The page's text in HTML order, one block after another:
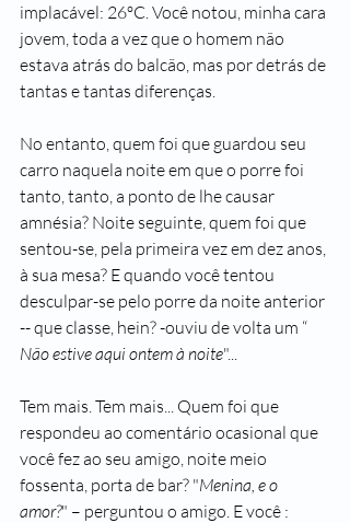
implacável: 26ºC. Você notou, minha cara
jovem, toda a vez que o homem não
estava atrás do balcão, mas por detrás de
tantas e tantas diferenças.
No entanto, quem foi que guardou seu
carro naquela noite em que o porre foi
tanto, tanto, a ponto de lhe causar
amnésia? Noite seguinte, quem foi que
sentou-se, pela primeira vez em dez anos,
à sua mesa? E quando você tentou
desculpar-se pelo porre da noite anterior
-- que classe, hein? -ouviu de volta um “
Não estive aqui ontem à noite"...
Tem mais. Tem mais... Quem foi que
respondeu ao comentário ocasional que
você fez ao seu amigo, noite meio
fossenta, porta de bar? "Menina, e o
amor?" – perguntou o amigo. E você :